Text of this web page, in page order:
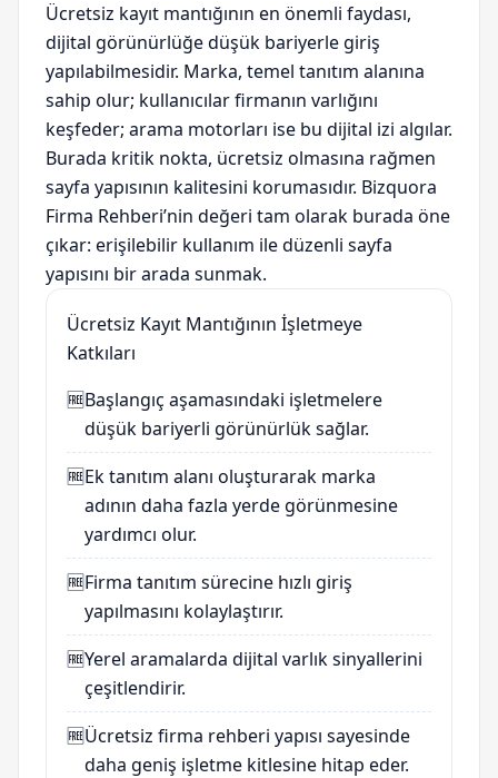
Ücretsiz kayıt mantığının en önemli faydası,
dijital görünürlüğe düşük bariyerle giriş
yapılabilmesidir. Marka, temel tanıtım alanına
sahip olur; kullanıcılar firmanın varlığını
keşfeder; arama motorları ise bu dijital izi algılar.
Burada kritik nokta, ücretsiz olmasına rağmen
sayfa yapısının kalitesini korumasıdır. Bizquora
Firma Rehberi’nin değeri tam olarak burada öne
çıkar: erişilebilir kullanım ile düzenli sayfa
yapısını bir arada sunmak.
Ücretsiz Kayıt Mantığının İşletmeye
Katkıları
🆓Başlangıç aşamasındaki işletmelere
düşük bariyerli görünürlük sağlar.
🆓Ek tanıtım alanı oluşturarak marka
adının daha fazla yerde görünmesine
yardımcı olur.
🆓Firma tanıtım sürecine hızlı giriş
yapılmasını kolaylaştırır.
🆓Yerel aramalarda dijital varlık sinyallerini
çeşitlendirir.
🆓Ücretsiz firma rehberi yapısı sayesinde
daha geniş işletme kitlesine hitap eder.